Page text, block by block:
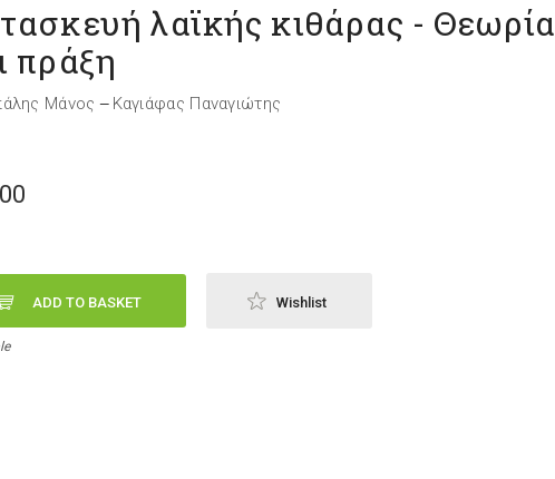
λαϊκής κιθάρας - Θεωρία
πράξη
Μάνος — Καγιάφας Παναγιώτης
ADD TO BASKET Wishlist